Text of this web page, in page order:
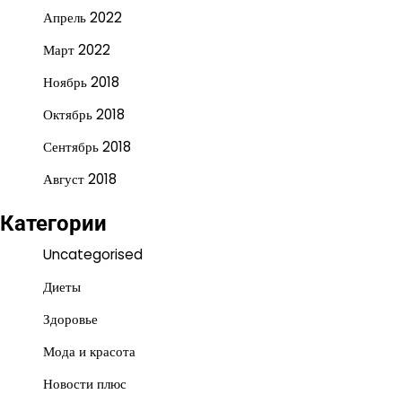
Апрель 2022
Март 2022
Ноябрь 2018
Октябрь 2018
Сентябрь 2018
Август 2018
Категории
Uncategorised
Диеты
Здоровье
Мода и красота
Новости плюс